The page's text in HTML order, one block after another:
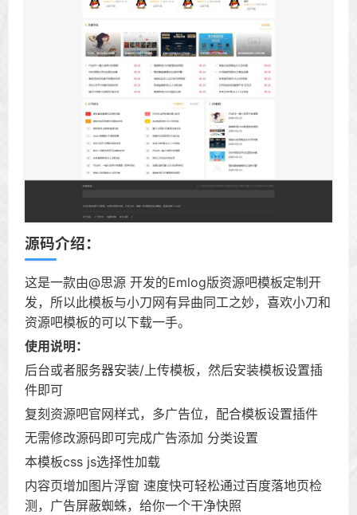
源码介绍：
这是一款由@思源 开发的Emlog版资源吧模板定制开
发，所以此模板与小刀网有异曲同工之妙，喜欢小刀和
资源吧模板的可以下载一手。
使用说明：
后台或者服务器安装/上传模板，然后安装模板设置插
件即可
复刻资源吧官网样式，多广告位，配合模板设置插件
无需修改源码即可完成广告添加 分类设置
本模板css js选择性加载
内容页增加图片浮窗 速度快可轻松通过百度落地页检
测，广告屏蔽蜘蛛，给你一个干净快照